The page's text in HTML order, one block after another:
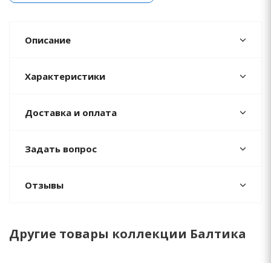
Описание
Характеристики
Доставка и оплата
Задать вопрос
Отзывы
Другие товары коллекции Балтика